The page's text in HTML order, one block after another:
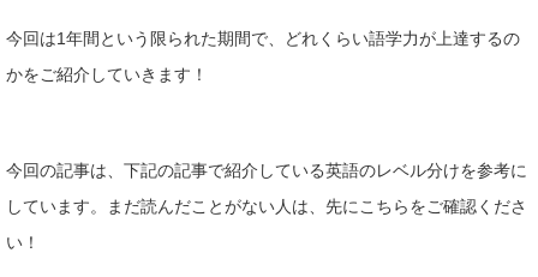
今回は1年間という限られた期間で、どれくらい語学力が上達するの
かをご紹介していきます！
今回の記事は、下記の記事で紹介している英語のレベル分けを参考に
しています。まだ読んだことがない人は、先にこちらをご確認くださ
い！